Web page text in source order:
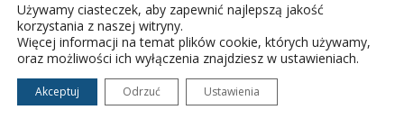
Copyright © 2026Polskie Radio Rzeszów S.A. w likwidacj.
Wszelkie prawa zastrzeżone.
Używamy ciasteczek, aby zapewnić najlepszą jakość
korzystania z naszej witryny.
Więcej informacji na temat plików cookie, których używamy,
oraz możliwości ich wyłączenia znajdziesz w ustawieniach.
Akceptuj Odrzuć Ustawienia